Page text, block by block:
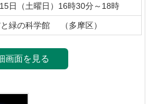
日（土曜日）16時30分～18時
緑の科学館 （多摩区）
画面を見る